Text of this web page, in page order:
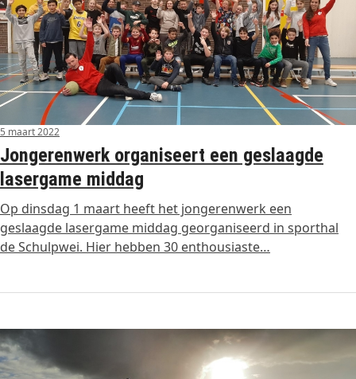
5 maart 2022
Jongerenwerk organiseert een geslaagde
lasergame middag
Op dinsdag 1 maart heeft het jongerenwerk een
geslaagde lasergame middag georganiseerd in sporthal
de Schulpwei. Hier hebben 30 enthousiaste…